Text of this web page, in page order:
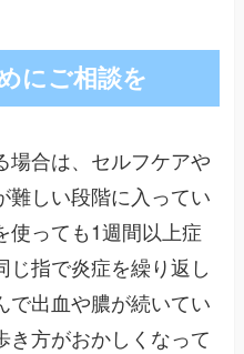
にご相談を
場合は、セルフケアや
難しい段階に入ってい
使っても1週間以上症
指で炎症を繰り返し
で出血や膿が続いてい
き方がおかしくなって